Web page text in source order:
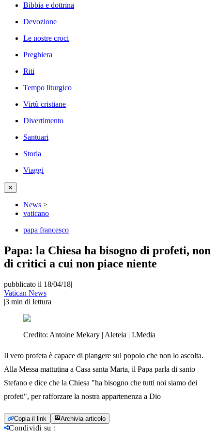
Bibbia e dottrina
Devozione
Le nostre croci
Preghiera
Riti
Tempo liturgico
Virtù cristiane
Divertimento
Santuari
Storia
Viaggi
✕
News >
vaticano
papa francesco
Papa: la Chiesa ha bisogno di profeti, non
di critici a cui non piace niente
pubblicato il 18/04/18|
Vatican News
|3 min di lettura
Credito: Antoine Mekary | Aleteia | I.Media
Il vero profeta è capace di piangere sul popolo che non lo ascolta.
Alla Messa mattutina a Casa santa Marta, il Papa parla di santo
Stefano e dice che la Chiesa "ha bisogno che tutti noi siamo dei
profeti", per rafforzare la nostra appartenenza a Dio
Copia il link Archivia articolo
Condividi su :